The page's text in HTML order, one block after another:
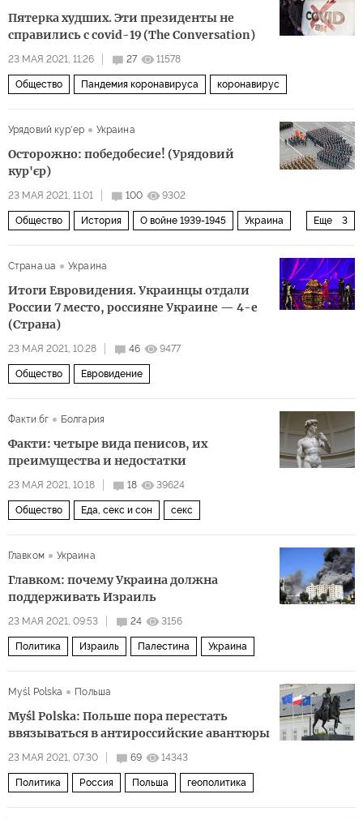
Пятерка худших. Эти президенты не
справились с covid-19 (The Conversation)
23 МАЯ 2021, 11:26 27 11578
Общество Пандемия коронавируса коронавирус
Урядовий кур'ер Украина
Осторожно: победобесие! (Урядовий
кур'єр)
23 МАЯ 2021, 11:01 100 9302
Еще 3
Общество История О войне 1939-1945 Украина
Страна.ua
Украина
Итоги Евровидения. Украинцы отдали
России 7 место, россияне Украине — 4-е
(Страна)
23 МАЯ 2021, 10:28 46 9477
Общество Евровидение
Факти.бг Болгария
Факти: четыре вида пенисов, их
преимущества и недостатки
23 МАЯ 2021, 10:18 18 39624
Общество Еда, секс и сон секс
Главком Украина
Главком: почему Украина должна
поддерживать Израиль
23 МАЯ 2021, 09:53 24 3156
Политика Израиль Палестина Украина
Myśl Polska Польша
Myśl Polska: Польше пора перестать
ввязываться в антироссийские авантюры
23 МАЯ 2021, 07:30 69 14343
Политика Россия Польша геополитика